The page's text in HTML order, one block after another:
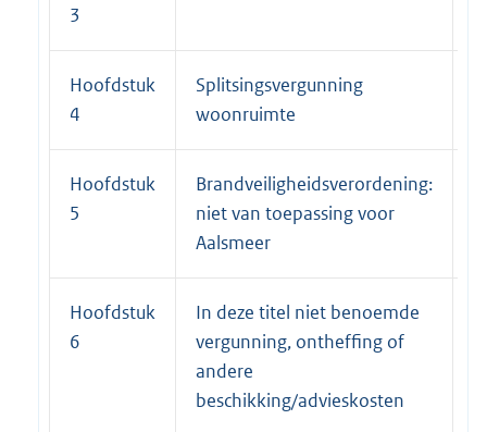
3
Hoofdstuk
4
Splitsingsvergunning
woonruimte
Hoofdstuk
5
Brandveiligheidsverordening:
niet van toepassing voor
Aalsmeer
Hoofdstuk
6
In deze titel niet benoemde
vergunning, ontheffing of
andere
beschikking/advieskosten